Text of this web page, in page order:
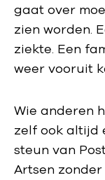
gaat over
zien worden.
ziekte. Een
weer vooruit
Wie anderen
zelf ook altijd
steun van
Artsen